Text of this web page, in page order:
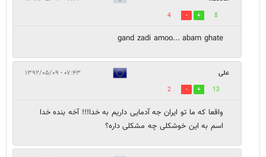
8
4
gand zadi amoo... abam ghate
علی ۰۷:۴۳ - ۱۳۹۲/۰۵/۰۹
13
2
واقعا که ما تو ایران جه آدمایی داریم به خدا!!! آخه بنده خدا
اسم به این خوشکلی چه مشکلی داره؟